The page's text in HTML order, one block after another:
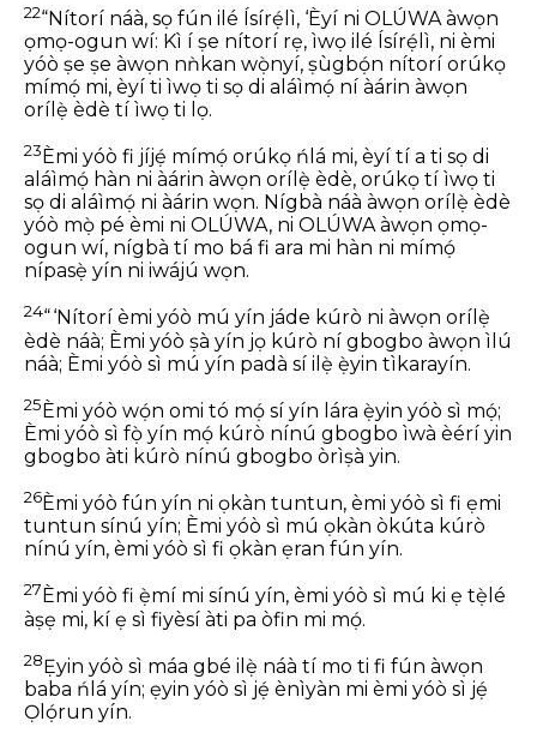
22“Nítorí náà, sọ fún ilé Ísírẹ́lì, ‘Èyí ni OLÚWA àwọn
ọmọ-ogun wí: Kì í ṣe nítorí rẹ, ìwọ ilé Ísírẹ́lì, ni èmi
yóò ṣe ṣe àwọn nǹkan wọ̀nyí, ṣùgbọ́n nítorí orúkọ
mímọ́ mi, èyí ti ìwọ ti sọ di aláìmọ́ ní àárin àwọn
orílẹ̀ èdè tí ìwọ ti lọ.
23 Èmi yóò fi jíjẹ́ mímọ́ orúkọ ńlá mi, èyí tí a ti sọ di
aláìmọ́ hàn ni àárin àwọn orílẹ̀ èdè, orúkọ tí ìwọ ti
sọ di aláìmọ́ ni àárin wọn. Nígbà náà àwọn orílẹ̀ èdè
yóò mọ̀ pé èmi ni OLÚWA, ni OLÚWA àwọn ọmọ-
ogun wí, nígbà tí mo bá fi ara mi hàn ni mímọ́
nípasẹ̀ yín ni iwájú wọn.
24“ ‘Nítorí èmi yóò mú yín jáde kúrò ni àwọn orílẹ̀
èdè náà; Èmi yóò ṣà yín jọ kúrò ní gbogbo àwọn ìlú
náà; Èmi yóò sì mú yín padà sí ilẹ̀ ẹ̀yin tìkarayín.
25Èmi yóò wọ́n omi tó mọ́ sí yín lára ẹ̀yin yóò sì mọ́;
Èmi yóò sì fọ̀ yín mọ́ kúrò nínú gbogbo ìwà èérí yin
gbogbo àti kúrò nínú gbogbo òrìṣà yin.
26Èmi yóò fún yín ni ọkàn tuntun, èmi yóò sì fi ẹmi
tuntun sínú yín; Èmi yóò sì mú ọkàn òkúta kúrò
nínú yín, èmi yóò sì fi ọkàn ẹran fún yín.
27 Èmi yóò fi ẹ̀mí mi sínú yín, èmi yóò sì mú ki ẹ tẹ̀lé
àṣẹ mi, kí ẹ sì fiyèsí àti pa òfin mi mọ́.
28Ẹ̀yin yóò sì máa gbé ilẹ̀ náà tí mo ti fi fún àwọn
baba ńlá yín; ẹyin yóò sì jẹ́ ènìyàn mi èmi yóò sì jẹ́
Ọlọ́run yín.